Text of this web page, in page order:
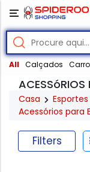
All Calçados
ACESSóRIOS
Casa Esportes
Acessórios para
Filters